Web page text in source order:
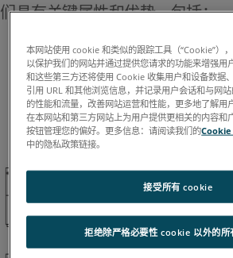
们具有关键属性和优势，包括：
非接触式三维测量
精确、高质量的数据
快速的零件设置和测量
与短半径和长半径表面兼容
本网站使用 cookie 和类似的跟踪工具（“Cookie”）
以保护我们的网站并通过提供您请求的功能来增强用
和这些第三方还将使用 Cookie 收集用户和设备数据
引用 URL 和其他浏览信息，并记录用户会话和与网
的性能和流量，改善网站运营和性能，更多地了解用
在本网站和第三方网站上为用户提供更相关的内容和
按钮管理您的偏好。更多信息：请阅读我们的Cookie
中的隐私政策链接。
拒绝除严格必要性 cookie 以外的
接受所有 cookie